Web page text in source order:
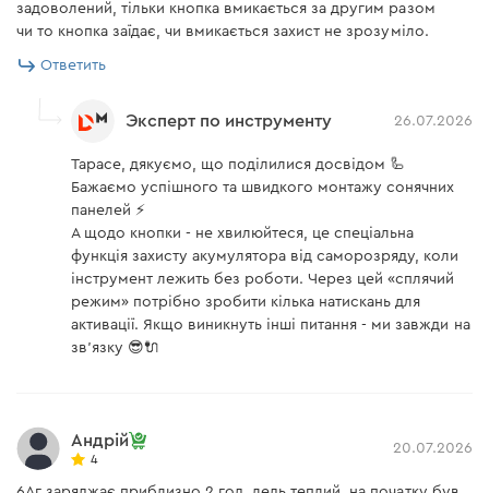
зарядки
аккумулятора: ЗУ Dnipro-M
FC-280С
86 мин
Время заряда
аккумулятора: ЗУ Dnipro-M
FC-223
120 мин
аккумулятора: ЗУ Dnipro-M
FC-230/FC-230 Dual
90 мин
Количество элементов
Индикация ошибок
задоволений, тільки кнопка вмикається за другим разом
чи то кнопка заїдає, чи вмикається захист не зрозуміло.
Ответить
Эксперт по инструменту 26.07.2026
Тарасе, дякуємо, що поділилися досвідом 🦾
Бажаємо успішного та швидкого монтажу сонячних
панелей ⚡
А щодо кнопки - не хвилюйтеся, це спеціальна
функція захисту акумулятора від саморозряду, коли
інструмент лежить без роботи. Через цей «сплячий
режим» потрібно зробити кілька натискань для
активації. Якщо виникнуть інші питання - ми завжди на
зв'язку 😎🔌
Андрій
4
20.07.2026